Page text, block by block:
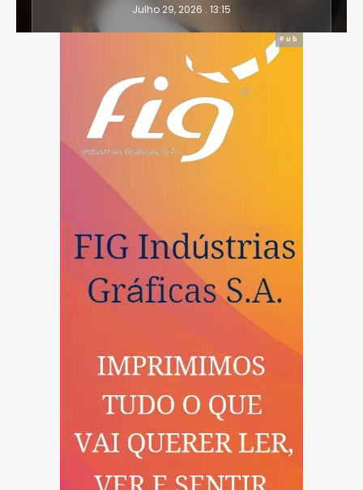
Julho 29, 2026 . 13:15
Pub